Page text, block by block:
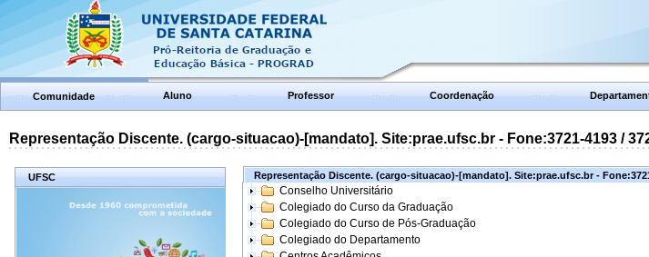
Comunidade Aluno Professor Coordenação
Representação Discente. (cargo-situacao)-[mandato]. Site:prae.ufsc.br - Fone:3721-4193 /
UFSC Representação Discente. (cargo-situacao)-[mandato]. Site:prae.ufsc.br -
Conselho Universitário
Colegiado do Curso da Graduação
Colegiado do Curso de Pós-Graduação
Colegiado do Departamento